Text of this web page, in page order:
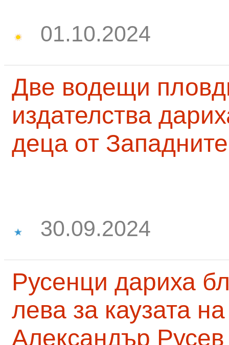
01.10.2024
Две водещи
издателства
деца от
30.09.2024
Русенци дариха
лева за каузата
Александър Русев